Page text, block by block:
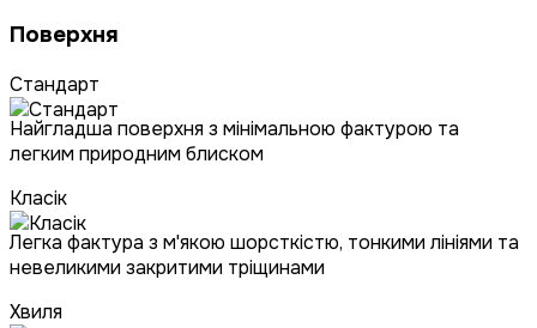
Поверхня
Стандарт
Найгладша поверхня з мінімальною фактурою та
легким природним блиском
Класік
Легка фактура з м'якою шорсткістю, тонкими лініями та
невеликими закритими тріщинами
Хвиля